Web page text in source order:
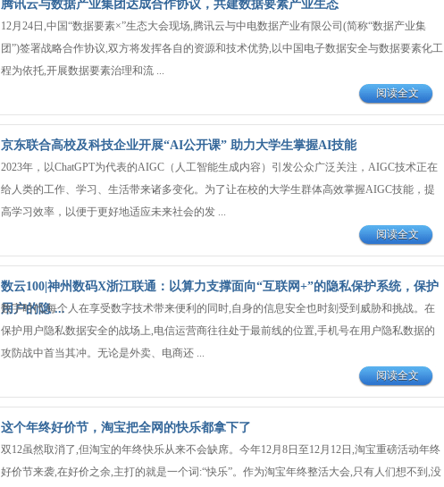
腾讯云与数据产业集团达成合作协议，共建数据要素产业生态
12月24日,中国“数据要素×”生态大会现场,腾讯云与中电数据产业有限公司(简称“数据产业集
团”)签署战略合作协议,双方将发挥各自的资源和技术优势,以中国电子数据安全与数据要素化工
程为依托,开展数据要素治理和流 ...
阅读全文
京东联合高校及科技企业开展“AI公开课” 助力大学生掌握AI技能
2023年，以ChatGPT为代表的AIGC（人工智能生成内容）引发公众广泛关注，AIGC技术正在
给人类的工作、学习、生活带来诸多变化。为了让在校的大学生群体高效掌握AIGC技能，提
高学习效率，以便于更好地适应未来社会的发 ...
阅读全文
数云100|神州数码X浙江联通：以算力支撑面向“互联网+”的隐私保护系统，保护
用户的隐 ...
数字时代,每个人在享受数字技术带来便利的同时,自身的信息安全也时刻受到威胁和挑战。在
保护用户隐私数据安全的战场上,电信运营商往往处于最前线的位置,手机号在用户隐私数据的
攻防战中首当其冲。无论是外卖、电商还 ...
阅读全文
这个年终好价节，淘宝把全网的快乐都拿下了
双12虽然取消了,但淘宝的年终快乐从来不会缺席。今年12月8日至12月12日,淘宝重磅活动年终
好价节来袭,在好价之余,主打的就是一个词:“快乐”。作为淘宝年终整活大会,只有人们想不到,没